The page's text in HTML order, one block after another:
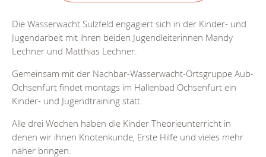
Die Wasserwacht Sulzfeld engagiert sich in der Kinder- und
Jugendarbeit mit ihren beiden Jugendleiterinnen Mandy
Lechner und Matthias Lechner.
Gemeinsam mit der Nachbar-Wasserwacht-Ortsgruppe Aub-
Ochsenfurt findet montags im Hallenbad Ochsenfurt ein
Kinder- und Jugendtraining statt.
Alle drei Wochen haben die Kinder Theorieunterricht in
denen wir ihnen Knotenkunde, Erste Hilfe und vieles mehr
näher bringen.